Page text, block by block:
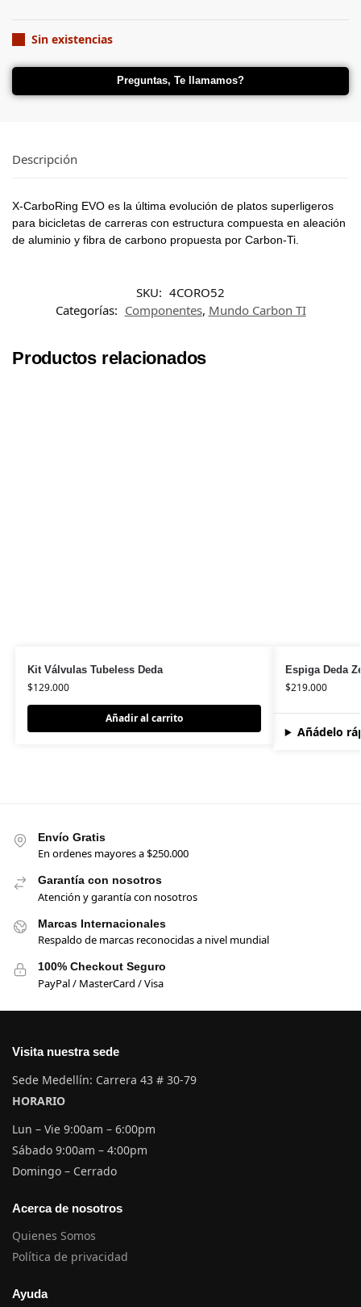
Sin existencias
Preguntas, Te llamamos?
Descripción
X-CarboRing EVO es la última evolución de platos superligeros
para bicicletas de carreras con estructura compuesta en aleación
de aluminio y fibra de carbono propuesta por Carbon-Ti.
SKU: 4CORO52
Categorías: Componentes, Mundo Carbon TI
Productos relacionados
Kit Válvulas Tubeless Deda
$129.000
Añadir al carrito
Espiga Deda
$219.000
Añádelo
Envío Gratis
En ordenes mayores a $250.000
Garantía con nosotros
Atención y garantía con nosotros
Marcas Internacionales
Respaldo de marcas reconocidas a nivel mundial
100% Checkout Seguro
PayPal / MasterCard / Visa
Visita nuestra sede
Sede Medellín: Carrera 43 # 30-79
HORARIO
Lun – Vie 9:00am – 6:00pm
Sábado 9:00am – 4:00pm
Domingo – Cerrado
Acerca de nosotros
Quienes Somos
Política de privacidad
Ayuda